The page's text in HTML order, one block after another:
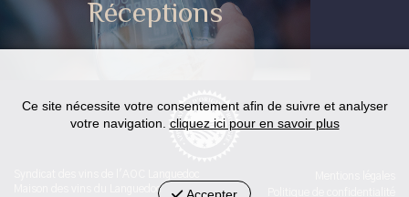
Réceptions
Maison des vins du Languedoc
Ce site nécessite votre consentement afin de suivre et analyser
votre navigation. cliquez ici pour en savoir plus